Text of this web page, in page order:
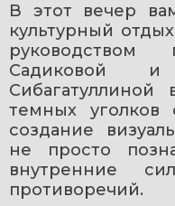
В этот вечер
культурный
руководством
Садиковой и
темных
создание
не просто
внутренние
противоречий.